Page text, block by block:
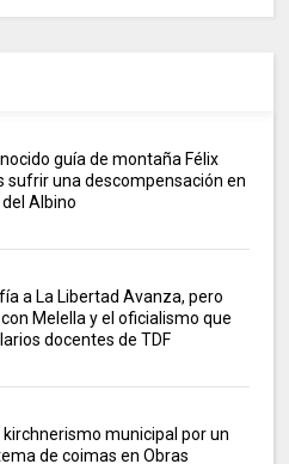
guía de montaña Félix
sufrir una descompensación en
Albino
a La Libertad Avanza, pero
Melella y el oficialismo que
docentes de TDF
kirchnerismo municipal por un
de coimas en Obras